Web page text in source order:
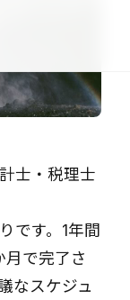
士・税理士
です。1年間
で完了さ
なスケジュ